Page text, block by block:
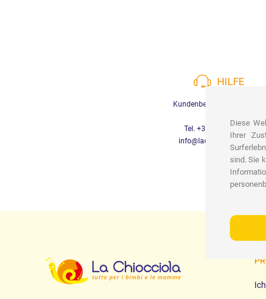
HILFE
Kundenbetreuung verfügbar
Tel. +39 3452280233
info@lachiocciolababy.it
Diese
Ihrer
sind. Sie